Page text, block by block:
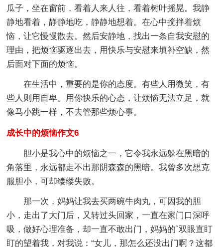
瓜子，坐在窗前，看着人来人往，看着树叶摇晃。我静
静地看着，静静地吃，静静地想着。在心中搅拌着烦
恼，让它慢慢散去。然后安静地，找出一条自我安慰的
理由，把烦恼驱逐出去，用快乐与安慰来填补空缺，然
后面对下面的烦恼。
在生活中，重要的是你的态度。有些人用微笑，有
些人则用自卑。用你快乐的心态，让烦恼无法立足，就
像马小跳一样，不去管那些烦心事。
成长中的烦恼作文6
胆小是我心中的烦恼之一，它令我永远躲在黑暗的
角落里，永远都走不出那阴森森的黑暗。我曾多次想克
服胆小，可却缕缕失败。
那一次，妈妈让我去买两碗牛肉丸，可因我的胆
小，走出了大门后，又转过头回家，一直在家门口深呼
吸，做好心理准备，却一直不敢出门，妈妈的`双眼直盯
盯的望着我，对我说：“女儿，那怎么还没出门啊？这都